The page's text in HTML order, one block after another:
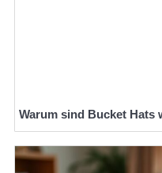
Warum sind Bucket Hats